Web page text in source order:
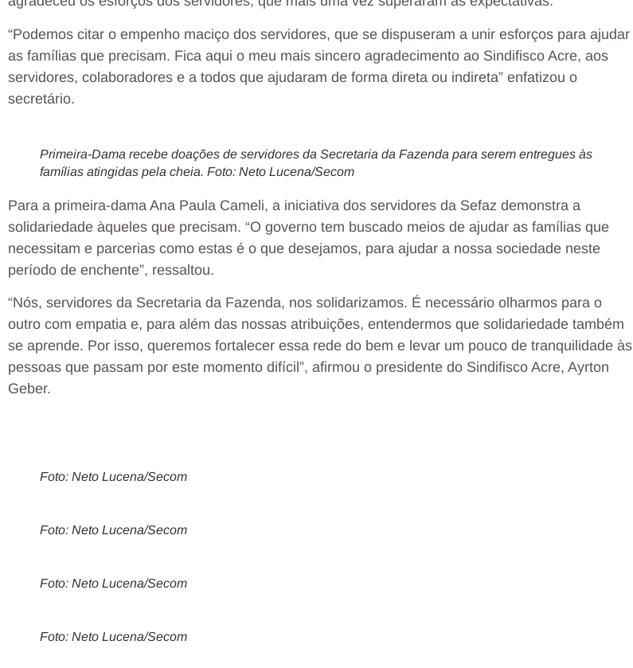
“Podemos citar o empenho maciço dos servidores, que se dispuseram a unir esforços para ajudar
as famílias que precisam. Fica aqui o meu mais sincero agradecimento ao Sindifisco Acre, aos
servidores, colaboradores e a todos que ajudaram de forma direta ou indireta” enfatizou o
secretário.
Primeira-Dama recebe doações de servidores da Secretaria da Fazenda para serem entregues às
famílias atingidas pela cheia. Foto: Neto Lucena/Secom
Para a primeira-dama Ana Paula Cameli, a iniciativa dos servidores da Sefaz demonstra a
solidariedade àqueles que precisam. “O governo tem buscado meios de ajudar as famílias que
necessitam e parcerias como estas é o que desejamos, para ajudar a nossa sociedade neste
período de enchente”, ressaltou.
“Nós, servidores da Secretaria da Fazenda, nos solidarizamos. É necessário olharmos para o
outro com empatia e, para além das nossas atribuições, entendermos que solidariedade também
se aprende. Por isso, queremos fortalecer essa rede do bem e levar um pouco de tranquilidade às
pessoas que passam por este momento difícil”, afirmou o presidente do Sindifisco Acre, Ayrton
Geber.
Foto: Neto Lucena/Secom
Foto: Neto Lucena/Secom
Foto: Neto Lucena/Secom
Foto: Neto Lucena/Secom